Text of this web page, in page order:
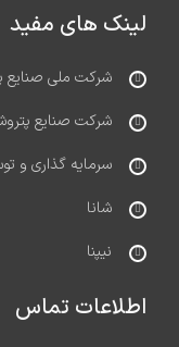
لینک های مفید
شرکت ملی صنایع
شرکت صنایع
سرمایه گذاری و
شانا
نیپنا
اطلاعات تماس